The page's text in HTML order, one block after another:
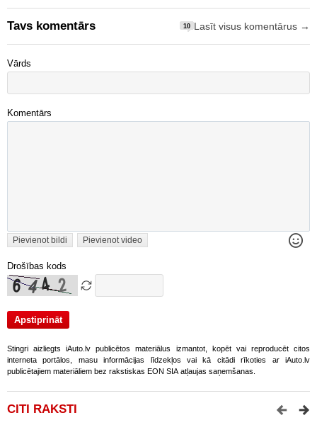
Tavs komentārs 10 Lasīt visus komentārus →
Vārds
Komentārs
Pievienot bildi Pievienot video
Drošības kods
Stingri aizliegts iAuto.lv publicētos materiālus izmantot, kopēt vai reproducēt citos
interneta portālos, masu informācijas līdzekļos vai kā citādi rīkoties ar iAuto.lv
publicētajiem materiāliem bez rakstiskas EON SIA atļaujas saņemšanas.
CITI RAKSTI